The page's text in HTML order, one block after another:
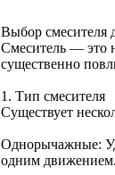
Выбор смесителя
Смеситель — это
существенно
1. Тип смесителя
Существует
Однорычажные:
одним